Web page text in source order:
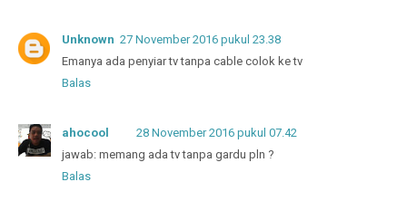
Unknown 27 November 2016 pukul 23.38
Emanya ada penyiar tv tanpa cable colok ke tv
Balas
ahocool
28 November 2016 pukul 07.42
jawab: memang ada tv tanpa gardu pln ?
Balas